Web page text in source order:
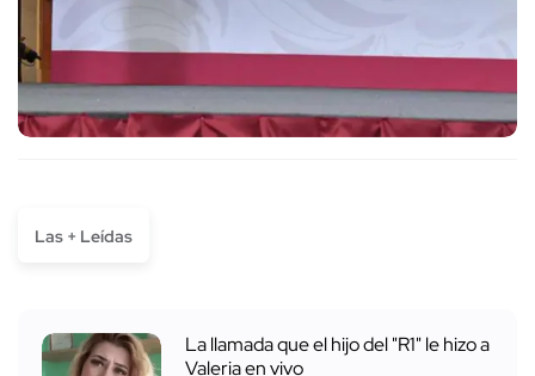
Las + Leídas
La llamada que el hijo del "R1" le hizo a
Valeria en vivo